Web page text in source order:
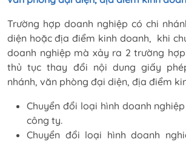
Trường hợp doanh nghiệp có chi
diện hoặc địa điểm kinh doanh, khi
doanh nghiệp mà xảy ra 2 trường
thủ tục thay đổi nội dung giấy
nhánh, văn phòng đại diện, địa điểm
Chuyển đổi loại hình doanh
công ty.
Chuyển đổi loại hình doanh